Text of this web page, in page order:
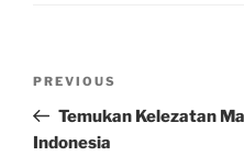
Previous
Post
PREVIOUS
Temukan Kelezatan
Indonesia